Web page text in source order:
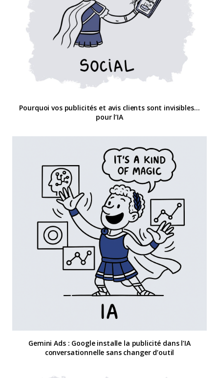
Pourquoi vos publicités et avis clients sont invisibles…
pour l’IA
Gemini Ads : Google installe la publicité dans l’IA
conversationnelle sans changer d’outil